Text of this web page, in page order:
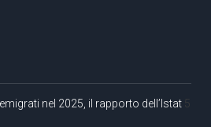
nel 2025, il rapporto dell’Istat 5